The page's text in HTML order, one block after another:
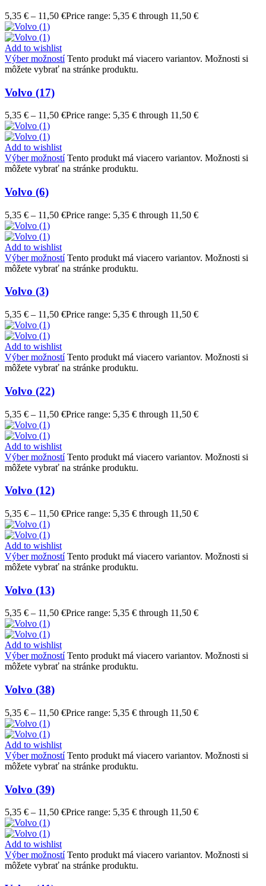
5,35 € – 11,50 €Price range: 5,35 € through 11,50 €
Add to wishlist
Výber možností Tento produkt má viacero variantov. Možnosti si
môžete vybrať na stránke produktu.
Volvo (17)
5,35 € – 11,50 €Price range: 5,35 € through 11,50 €
Add to wishlist
Výber možností Tento produkt má viacero variantov. Možnosti si
môžete vybrať na stránke produktu.
Volvo (6)
5,35 € – 11,50 €Price range: 5,35 € through 11,50 €
Add to wishlist
Výber možností Tento produkt má viacero variantov. Možnosti si
môžete vybrať na stránke produktu.
Volvo (3)
5,35 € – 11,50 €Price range: 5,35 € through 11,50 €
Add to wishlist
Výber možností Tento produkt má viacero variantov. Možnosti si
môžete vybrať na stránke produktu.
Volvo (22)
5,35 € – 11,50 €Price range: 5,35 € through 11,50 €
Add to wishlist
Výber možností Tento produkt má viacero variantov. Možnosti si
môžete vybrať na stránke produktu.
Volvo (12)
5,35 € – 11,50 €Price range: 5,35 € through 11,50 €
Add to wishlist
Výber možností Tento produkt má viacero variantov. Možnosti si
môžete vybrať na stránke produktu.
Volvo (13)
5,35 € – 11,50 €Price range: 5,35 € through 11,50 €
Add to wishlist
Výber možností Tento produkt má viacero variantov. Možnosti si
môžete vybrať na stránke produktu.
Volvo (38)
5,35 € – 11,50 €Price range: 5,35 € through 11,50 €
Add to wishlist
Výber možností Tento produkt má viacero variantov. Možnosti si
môžete vybrať na stránke produktu.
Volvo (39)
5,35 € – 11,50 €Price range: 5,35 € through 11,50 €
Add to wishlist
Výber možností Tento produkt má viacero variantov. Možnosti si
môžete vybrať na stránke produktu.